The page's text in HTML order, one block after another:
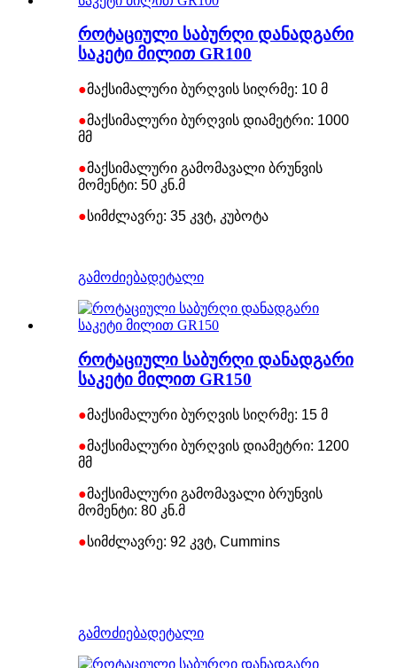
როტაციული საბურღი დანადგარი
საკეტი მილით GR100
●მაქსიმალური ბურღვის სიღრმე: 10 მ
●მაქსიმალური ბურღვის დიამეტრი: 1000
მმ
●მაქსიმალური გამომავალი ბრუნვის
მომენტი: 50 კნ.მ
●სიმძლავრე: 35 კვტ, კუბოტა
გამოძიებადეტალი
როტაციული საბურღი დანადგარი
საკეტი მილით GR150
●მაქსიმალური ბურღვის სიღრმე: 15 მ
●მაქსიმალური ბურღვის დიამეტრი: 1200
მმ
●მაქსიმალური გამომავალი ბრუნვის
მომენტი: 80 კნ.მ
●სიმძლავრე: 92 კვტ, Cummins
გამოძიებადეტალი